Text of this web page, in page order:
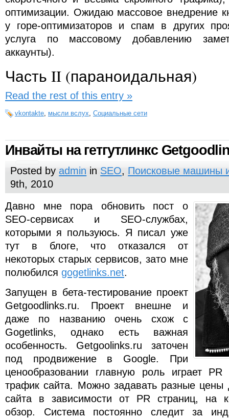
оптимизации. Ожидаю массовое внедрение
у горе-оптимизаторов и спам в других
услуга по массовому добавлению
аккаунты).
Часть II (параноидальная)
Read the rest of this entry »
vkontakte, мысли вслух, Социальные сети
Инвайты на гетгутлинкс
Posted byadmin in SEO, Поисковые машины
9th, 2010
Давно мне пора обновить пост о
SEO-сервисах и SEO-cлужбах,
которыми я пользуюсь. Я писал уже
тут в блоге, что отказался от
некоторых старых сервисов, зато мне
полюбился gogetlinks.net.
Запущен в бета-тестирование проект
Getgoodlinks.ru. Проект внешне и
даже по названию очень схож с
Gogetlinks, однако есть важная
особенность. Getgoolinks.ru заточен
под продвижение в Google. При
ценообразовании главную роль играет
трафик сайта. Можно задавать разные цены
сайта в зависимости от PR страниц, на
обзор. Система постоянно следит за